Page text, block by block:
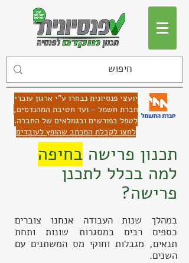
יועצי פנסיונית נבחרו ע"י ארגון עוברי
חברת חשמל - ועד חטיבת המהנדסים,
לטפל בפורשים ובגמלאים של החברה.
לחצו לקבלת המכתב שהופץ לעובדים
תכנון פרישה בחיפה
למה בכלל לתכנן
פרישה?
במהלך שנות העבודה אנחנו צוברים
כספים רבים במסגרות שונות ותחת
תנאים, מגבלות וחוקי מס המשתנים עם
השנים.